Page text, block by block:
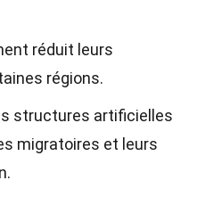
réduit leurs
régions.
structures artificielles
migratoires et leurs